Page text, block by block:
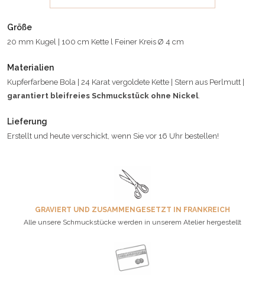
Größe
20 mm Kugel | 100 cm Kette l Feiner Kreis Ø 4 cm
Materialien
Kupferfarbene Bola | 24 Karat vergoldete Kette | Stern aus Perlmutt |
garantiert bleifreies Schmuckstück ohne Nickel.
Lieferung
Erstellt und heute verschickt, wenn Sie vor 16 Uhr bestellen!
GRAVIERT UND ZUSAMMENGESETZT IN FRANKREICH
Alle unsere Schmuckstücke werden in unserem Atelier hergestellt